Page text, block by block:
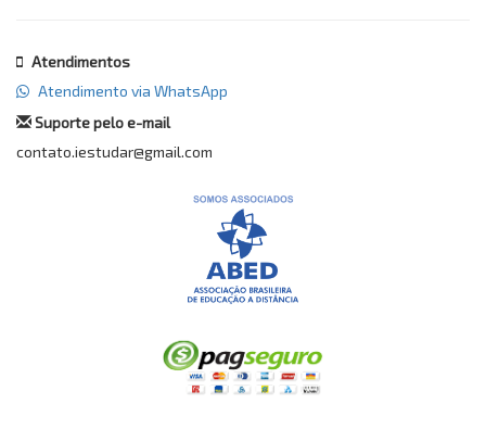
Atendimentos
Atendimento via WhatsApp
Suporte pelo e-mail
contato.iestudar@gmail.com